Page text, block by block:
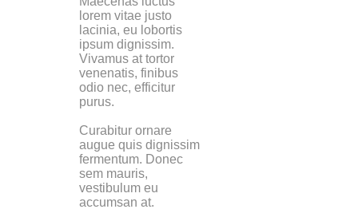
lorem vitae justo
lacinia, eu lobortis
ipsum dignissim.
Vivamus at tortor
venenatis, finibus
odio nec, efficitur
purus.
Curabitur ornare
augue quis dignissim
fermentum. Donec
sem mauris,
vestibulum eu
accumsan at.